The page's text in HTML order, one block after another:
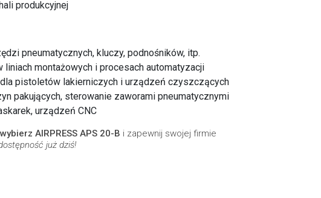
produkcyjnej
pneumatycznych, kluczy, podnośników, itp.
montażowych i procesach automatyzacji
pistoletów lakierniczych i urządzeń czyszczących
pakujących, sterowanie zaworami pneumatycznymi
urządzeń CNC
AIRPRESS APS 20-B i zapewnij swojej firmie
już dziś!